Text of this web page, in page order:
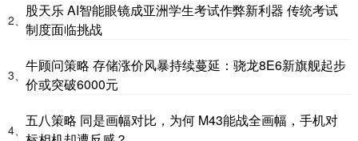
2、
股天乐 AI智能眼镜成亚洲学生考试作弊新利器 传统考试
制度面临挑战
3、
牛顾问策略 存储涨价风暴持续蔓延：骁龙8E6新旗舰起步
价或突破6000元
4、
五八策略 同是画幅对比，为何 M43能战全画幅，手机对